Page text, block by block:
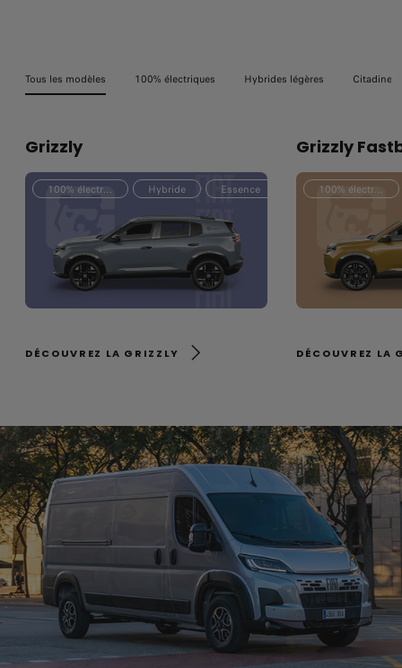
Tous les modèles 100% électriques Hybrides légères Citadines
Grizzly
100% électrique Hybride Essence
DÉCOUVREZ LA GRIZZLY
Grizzly
100% électrique
DÉCOUVREZ LA